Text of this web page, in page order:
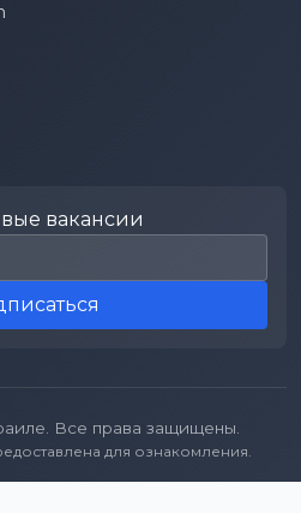
вакансии
Все права защищены.
для ознакомления.